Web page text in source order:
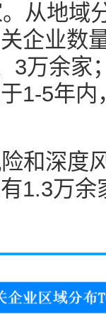
从地域
企业数
3万余家
1-5年
和深度
1.3万余